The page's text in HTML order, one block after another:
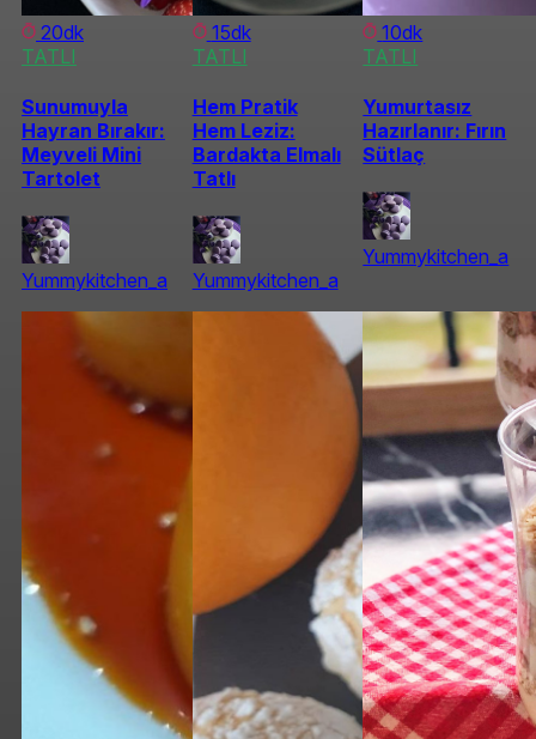
20dk
TATLI
Sunumuyla
Hayran Bırakır:
Meyveli Mini
Tartolet
Yummykitchen_a
15dk
TATLI
Hem Pratik
Hem Leziz:
Bardakta Elmalı
Tatlı
Yummykitchen_a
10dk
TATLI
Yumurtasız
Hazırlanır: Fırın
Sütlaç
Yummykitchen_a